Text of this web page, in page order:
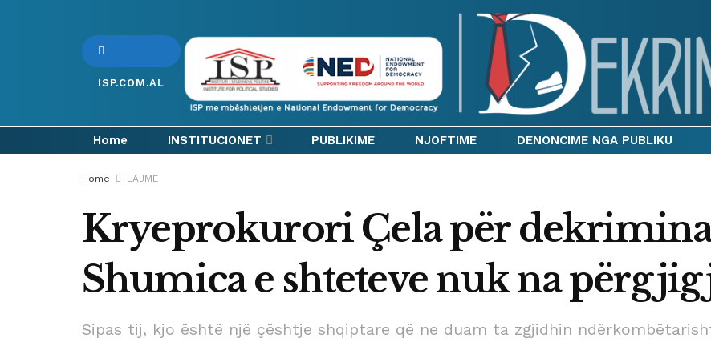
ISP.COM.AL
Home INSTITUCIONET PUBLIKIME NJOFTIME DENONCIME NGA PUBLIKU
Home LAJME
Kryeprokurori Çela për
Shumica e shteteve nuk na
Sipas tij, kjo është një çështje shqiptare që ne duam ta zgjidhin